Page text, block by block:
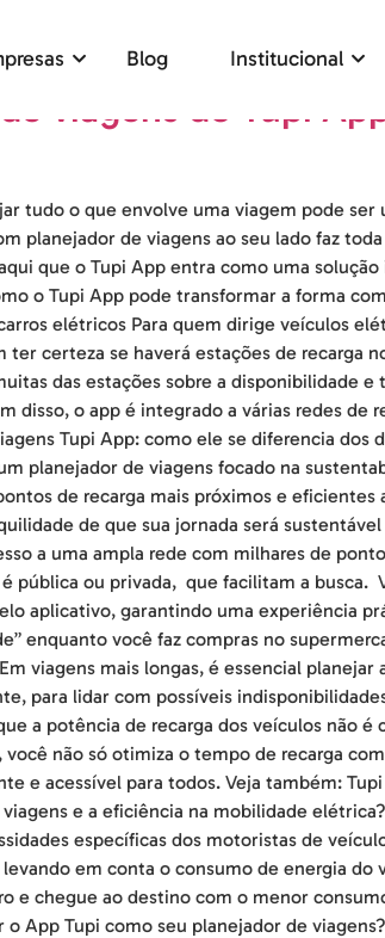
Blog Institucional
viagens do Tupi
tudo o que envolve uma viagem pode
planejador de viagens ao seu lado faz
que o Tupi App entra como uma
o Tupi App pode transformar a forma
elétricos Para quem dirige veículos
certeza se haverá estações de recarga
das estações sobre a disponibilidade
disso, o app é integrado a várias redes
Tupi App: como ele se diferencia dos
planejador de viagens focado na
de recarga mais próximos e
de que sua jornada será
a uma ampla rede com milhares de
pública ou privada, que facilitam a busca.
aplicativo, garantindo uma experiência
enquanto você faz compras no
viagens mais longas, é essencial
para lidar com possíveis
a potência de recarga dos veículos não
não só otimiza o tempo de recarga
e acessível para todos. Veja também:
e a eficiência na mobilidade
específicas dos motoristas de
em conta o consumo de energia
e chegue ao destino com o menor
App Tupi como seu planejador de